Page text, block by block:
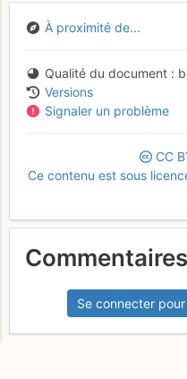
À proximité de...
Qualité du document
Versions
Signaler un problème
CC
Ce contenu est sous
Commentaires
Se connecter